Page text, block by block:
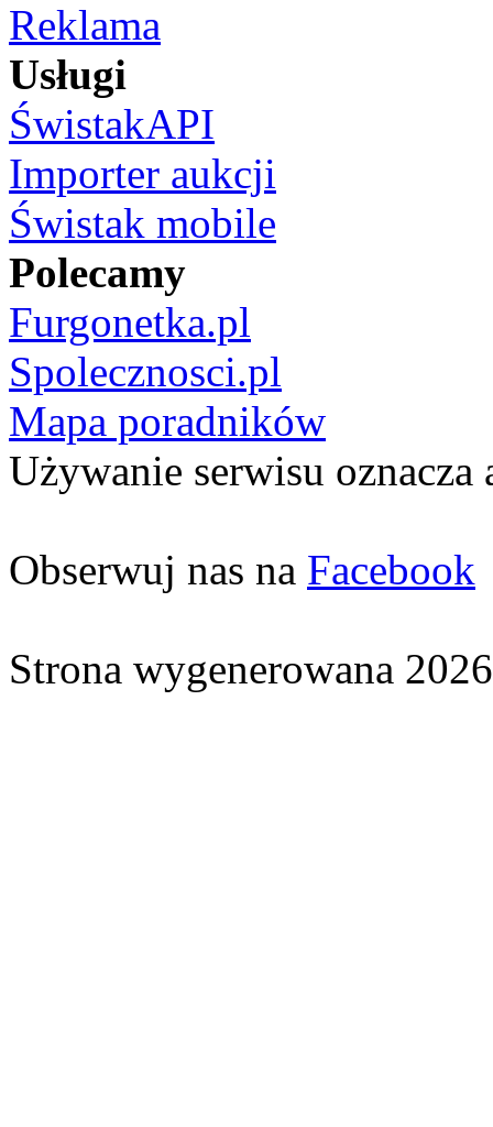
Reklama
Usługi
ŚwistakAPI
Importer aukcji
Świstak mobile
Polecamy
Furgonetka.pl
Spolecznosci.pl
Mapa poradników
Używanie serwisu oznacza
Obserwuj nas na Facebook
Strona wygenerowana